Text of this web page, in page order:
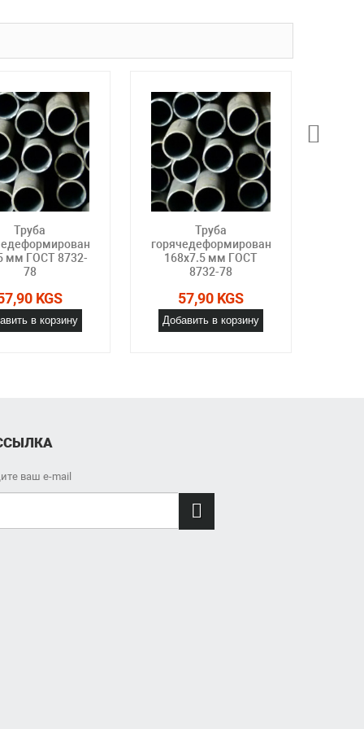
Труба
мм ГОСТ 8732-
78
KGS
в корзину
Труба
горячедеформированная
168х7.5 мм ГОСТ
8732-78
57,90 KGS
Добавить в корзину
ваш e-mail
